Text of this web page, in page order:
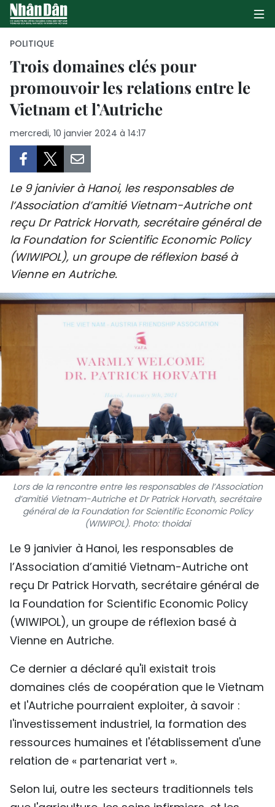
PAGE D'ACCUEIL
POLITIQUE
CULTURE
TOURISME
ENVIRONNEMENT
SPORT
FRANCOPHONIE
PAYS NATAL
INTERNATIONAL
MÉGASTORIE
INFOGRAPHIE
PHOTO
VIDÉO
TIẾNG VIỆT
ENGLISH
中文
ESPAÑOL
POLITIQUE
Trois domaines clés pour
promouvoir les relations entre le
Vietnam et l’Autriche
mercredi, 10 janvier 2024 à 14:17
Le 9 janivier à Hanoi, les responsables de
l’Association d’amitié Vietnam-Autriche ont
reçu Dr Patrick Horvath, secrétaire général de
la Foundation for Scientific Economic Policy
(WIWIPOL), un groupe de réflexion basé à
Vienne en Autriche.
Lors de la rencontre entre les responsables de l’Association
d’amitié Vietnam-Autriche et Dr Patrick Horvath, secrétaire
général de la Foundation for Scientific Economic Policy
(WIWIPOL). Photo: thoidai
Le 9 janivier à Hanoi, les responsables de
l’Association d’amitié Vietnam-Autriche ont
reçu Dr Patrick Horvath, secrétaire général de
la Foundation for Scientific Economic Policy
(WIWIPOL), un groupe de réflexion basé à
Vienne en Autriche.
Ce dernier a déclaré qu'il existait trois
domaines clés de coopération que le Vietnam
et l'Autriche pourraient exploiter, à savoir :
l'investissement industriel, la formation des
ressources humaines et l'établissement d'une
relation de « partenariat vert ».
Selon lui, outre les secteurs traditionnels tels